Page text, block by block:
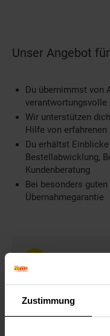
Zustimmung
Unser Angebot
Du übernimmst von
verantwortungsvolle
Wir unterstützen
Hilfe von erfahrenen
Du erhältst
Bestellabwicklung,
Kundenberatung
Bei besonders
Übernahmegarantie
Information